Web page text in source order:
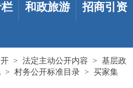
和政旅游 招商引资
> 法定主动公开内容 > 基层政
> 村务公开标准目录 > 买家集